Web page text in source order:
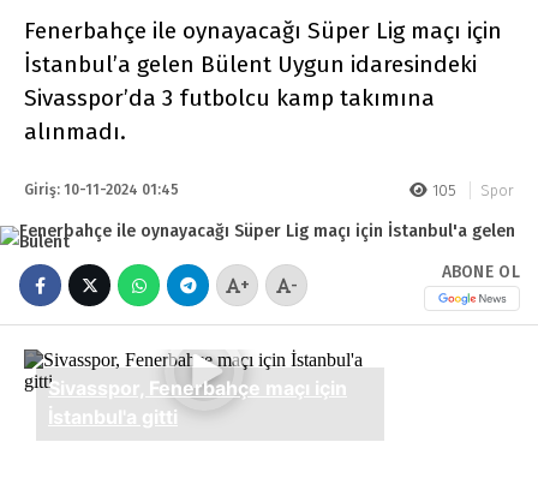
Fenerbahçe ile oynayacağı Süper Lig maçı için
İstanbul’a gelen Bülent Uygun idaresindeki
Sivasspor’da 3 futbolcu kamp takımına
alınmadı.
Giriş: 10-11-2024 01:45 105 Spor
+ -
ABONE OL